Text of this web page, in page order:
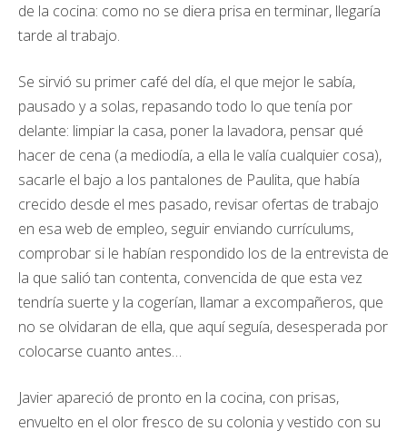
de la cocina: como no se diera prisa en terminar, llegaría
tarde al trabajo.
Se sirvió su primer café del día, el que mejor le sabía,
pausado y a solas, repasando todo lo que tenía por
delante: limpiar la casa, poner la lavadora, pensar qué
hacer de cena (a mediodía, a ella le valía cualquier cosa),
sacarle el bajo a los pantalones de Paulita, que había
crecido desde el mes pasado, revisar ofertas de trabajo
en esa web de empleo, seguir enviando currículums,
comprobar si le habían respondido los de la entrevista de
la que salió tan contenta, convencida de que esta vez
tendría suerte y la cogerían, llamar a excompañeros, que
no se olvidaran de ella, que aquí seguía, desesperada por
colocarse cuanto antes…
Javier apareció de pronto en la cocina, con prisas,
envuelto en el olor fresco de su colonia y vestido con su